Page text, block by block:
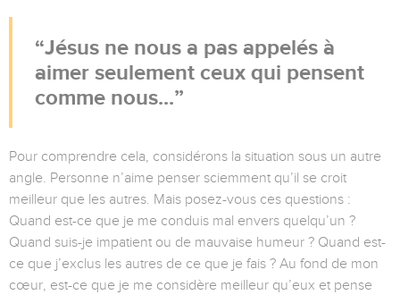
Jésus ne nous a pas appelés à
aimer seulement ceux qui pensent
comme nous...
Pour comprendre cela, considérons la situation sous un autre
angle. Personne n’aime penser sciemment qu’il se croit
meilleur que les autres. Mais posez-vous ces questions :
Quand est-ce que je me conduis mal envers quelqu’un ?
Quand suis-je impatient ou de mauvaise humeur ? Quand est-
ce que j’exclus les autres de ce que je fais ? Au fond de mon
cœur, est-ce que je me considère meilleur qu’eux et pense